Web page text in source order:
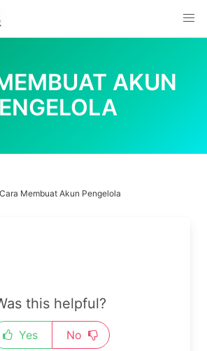
AKUN
Cara Membuat Akun Pengelola
this helpful?
Yes No